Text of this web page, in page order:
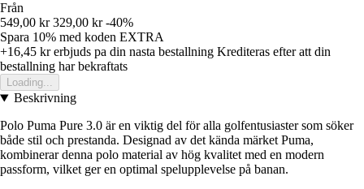
Från
549,00 kr 329,00 kr -40%
Spara 10% med koden EXTRA
+16,45 krerbjuds pa din nasta bestallning Krediteras efter att din
bestallning har bekraftats
Loading...
Beskrivning
Polo Puma Pure 3.0 är en viktig del för alla golfentusiaster som söker
både stil och prestanda. Designad av det kända märket Puma,
kombinerar denna polo material av hög kvalitet med en modern
passform, vilket ger en optimal spelupplevelse på banan.